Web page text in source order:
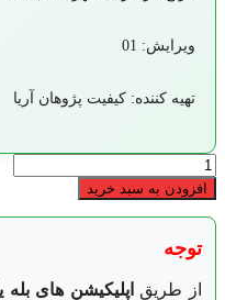
ویرایش: 01
تهیه کننده: کیفیت پژوهان آریا
دستورالعمل
تعیین
مقیاس
سنجش
پرسشنامه
افزودن به سبد خرید
توجه
از طریق اپلیکیشن های بله